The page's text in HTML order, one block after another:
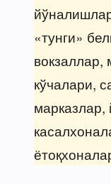
«тунги»
вокзаллар,
кўчалари,
марказлар,